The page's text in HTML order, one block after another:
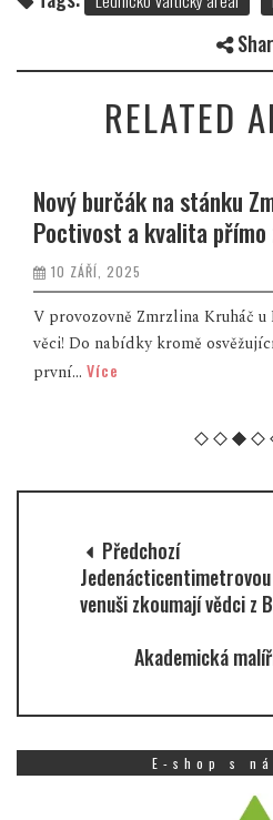
RELATED
Zlatý žeton přinesl
rozdělili 450 000 Kč na
mladých
V sobotu 9. srpna se ve
České republice uskutečnila
Předchozí
venuši zkoumají vědci z
Akademická
E-shop s